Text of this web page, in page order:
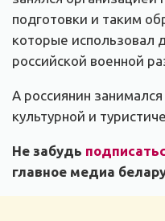
подготовки и таким
которые использовал
российской военной
А россиянин
культурной и
Не забудь
главное медиа